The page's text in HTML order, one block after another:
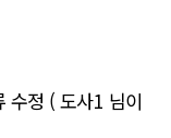
수정 ( 도사1 님이